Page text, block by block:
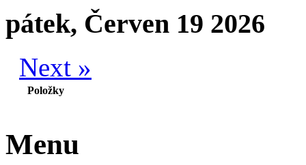
pátek, Červen 19 2026
Next »
Položky
Menu